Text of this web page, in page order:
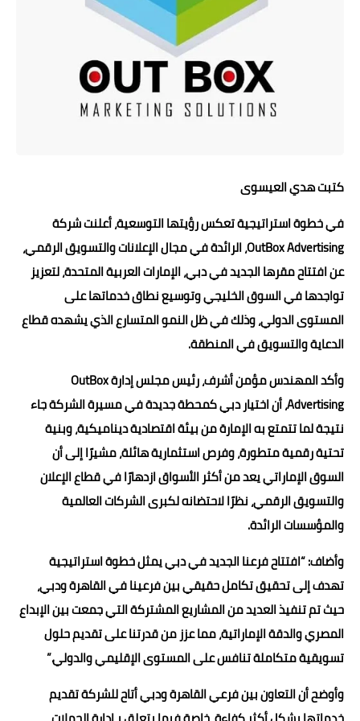
حوادث وقضايا
خدمات
الصحه والجمال
كتبت هدي العيسوى
في خطوة استراتيجية تعكس رؤيتها التوسعية، أعلنت شركة
OutBox Advertising، الرائدة في مجال الإعلانات والتسويق الرقمي،
عن افتتاح مقرها الجديد في دبي، الإمارات العربية المتحدة، لتعزيز
تواجدها في السوق الخليجي وتوسيع نطاق خدماتها على
المستوى الدولي، وذلك في ظل النمو المتسارع الذي يشهده قطاع
الدعاية والتسويق في المنطقة.
وأكد المهندس مؤمن أشرف، رئيس مجلس إدارة OutBox
Advertising، أن اختيار دبي كمحطة جديدة في مسيرة الشركة جاء
نتيجة لما تتمتع به الإمارة من بيئة اقتصادية ديناميكية، وبنية
تحتية رقمية متطورة، وفرص استثمارية هائلة، مشيرًا إلى أن
السوق الإماراتي يعد من أكثر الأسواق ازدهارًا في قطاع الإعلان
والتسويق الرقمي، نظرًا لاحتضانه لكبرى الشركات العالمية
والمؤسسات الرائدة.
وأضاف: “افتتاح فرعنا الجديد في دبي يمثل خطوة استراتيجية
تهدف إلى تحقيق تكامل حقيقي بين فرعينا في القاهرة ودبي،
حيث تم تنفيذ العديد من المشاريع المشتركة التي جمعت بين الإبداع
المصري والدقة الإماراتية، مما عزز من قدرتنا على تقديم حلول
تسويقية متكاملة تنافس على المستوى الإقليمي والدولي.”
وأوضح أن التعاون بين فرعي القاهرة ودبي أتاح للشركة تقديم